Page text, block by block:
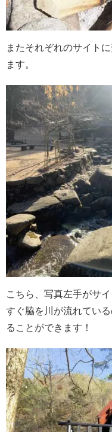
またそれぞれのサイト
ます。
こちら、写真左手がサイ
すぐ脇を川が流れてい
ることができます！